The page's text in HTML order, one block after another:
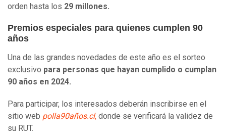
orden hasta los 29 millones.
Premios especiales para quienes cumplen 90
años
Una de las grandes novedades de este año es el sorteo
exclusivo para personas que hayan cumplido o cumplan
90 años en 2024.
Para participar, los interesados deberán inscribirse en el
sitio web polla90años.cl, donde se verificará la validez de
su RUT.